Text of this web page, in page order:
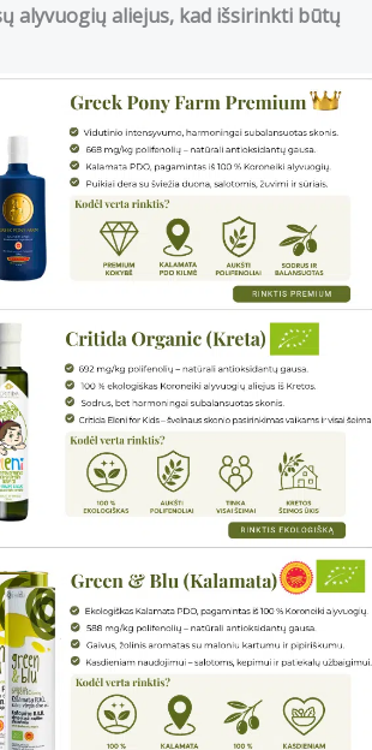
alyvuogių aliejus, kad išsirinkti būtų